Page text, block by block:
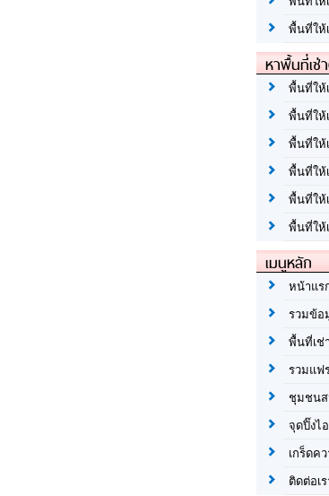
พื้นที่ให้
หาพื้นที่เช่
พื้นที่ให้
พื้นที่ให้
พื้นที่ให้
พื้นที่ให้
พื้นที่ให้
พื้นที่ให้
เมนูหลัก
หน้าแร
รวมข้อ
พื้นที่เช่
รวมแฟ
ชุมชน
จุดปิ๊งไ
เกร็ดค
ติดต่อเร